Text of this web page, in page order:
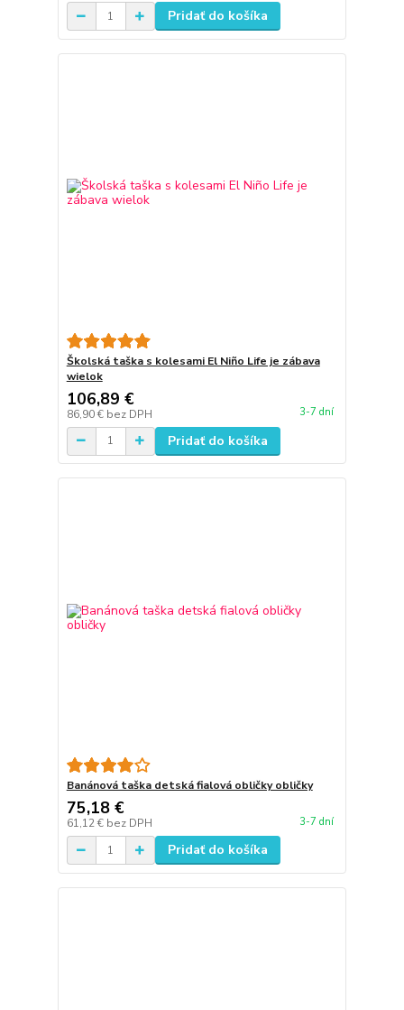
Pridať do košíka
Školská taška s kolesami El Niño Life je zábava
wielok
106,89 €
86,90 € bez DPH 3-7 dní
Pridať do košíka
Banánová taška detská fialová obličky obličky
75,18 €
61,12 € bez DPH 3-7 dní
Pridať do košíka